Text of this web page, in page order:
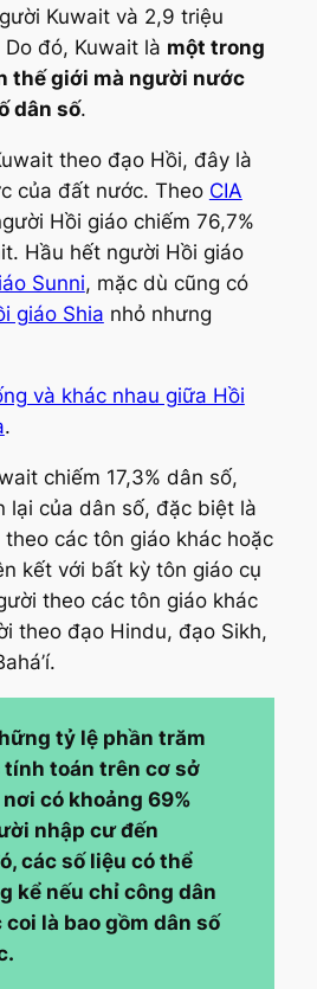
Kuwait và 2,9 triệu
đó, Kuwait là một trong
thế giới mà người nước
dân số.
theo đạo Hồi, đây là
của đất nước. Theo CIA
Hồi giáo chiếm 76,7%
Hầu hết người Hồi giáo
Sunni, mặc dù cũng có
giáo Shia nhỏ nhưng
và khác nhau giữa Hồi
.
chiếm 17,3% dân số,
lại của dân số, đặc biệt là
các tôn giáo khác hoặc
kết với bất kỳ tôn giáo cụ
theo các tôn giáo khác
theo đạo Hindu, đạo Sikh,
tỷ lệ phần trăm
tính toán trên cơ sở
có khoảng 69%
nhập cư đến
các số liệu có thể
kể nếu chỉ công dân
là bao gồm dân số